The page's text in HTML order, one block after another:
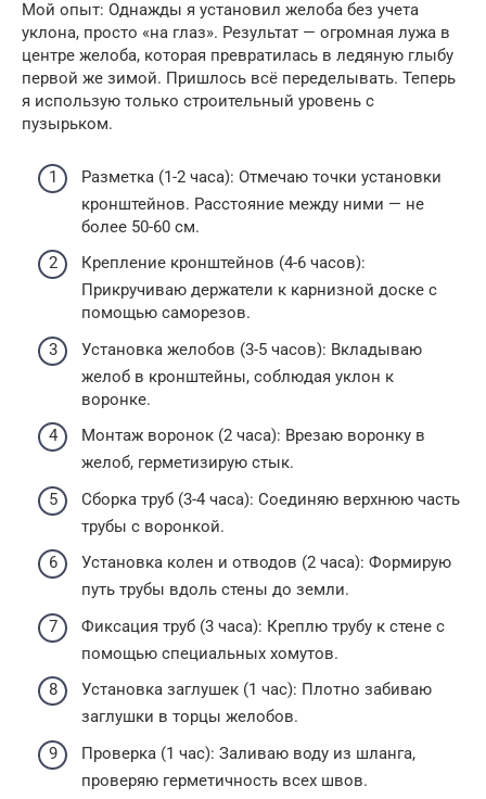
Мой опыт: Однажды я установил желоба без учета
уклона, просто «на глаз». Результат — огромная лужа в
центре желоба, которая превратилась в ледяную глыбу
первой же зимой. Пришлось всё переделывать. Теперь
я использую только строительный уровень с
пузырьком.
Разметка (1-2 часа): Отмечаю точки установки
кронштейнов. Расстояние между ними — не
более 50-60 см.
Крепление кронштейнов (4-6 часов):
Прикручиваю держатели к карнизной доске с
помощью саморезов.
Установка желобов (3-5 часов): Вкладываю
желоб в кронштейны, соблюдая уклон к
воронке.
Монтаж воронок (2 часа): Врезаю воронку в
желоб, герметизирую стык.
Сборка труб (3-4 часа): Соединяю верхнюю часть
трубы с воронкой.
Установка колен и отводов (2 часа): Формирую
путь трубы вдоль стены до земли.
Фиксация труб (3 часа): Креплю трубу к стене с
помощью специальных хомутов.
Установка заглушек (1 час): Плотно забиваю
заглушки в торцы желобов.
Проверка (1 час): Заливаю воду из шланга,
проверяю герметичность всех швов.